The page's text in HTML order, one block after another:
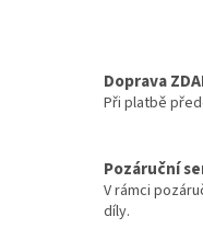
Doprava
Při platbě
Pozáruční
V rámci
díly.